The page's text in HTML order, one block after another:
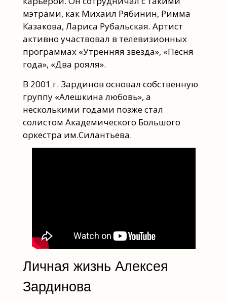
мэтрами, как Михаил Рябинин, Римма
Казакова, Лариса Рубальская. Артист
активно участвовал в телевизионных
программах «Утренняя звезда», «Песня
года», «Два рояля».
В 2001 г. Зардинов основал собственную
группу «Алешкина любовь», а
несколькими годами позже стал
солистом Академического Большого
оркестра им.Силантьева.
Личная жизнь Алексея
Зардинова